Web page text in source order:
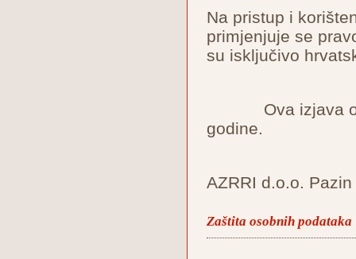
Na pristup i
primjenjuje se
su isključivo
Ova izjava o
godine.
AZRRI d.o.o. Pazin
Zaštita osobnih podataka